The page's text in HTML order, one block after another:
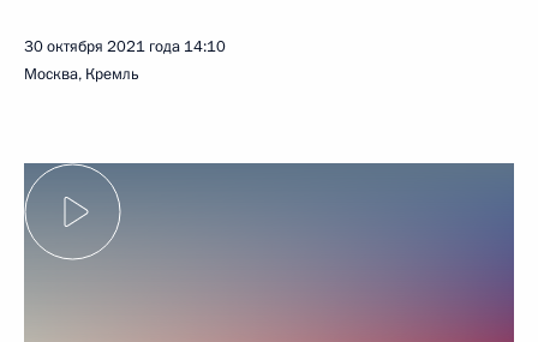
30 октября 2021 года 14:10
Москва, Кремль